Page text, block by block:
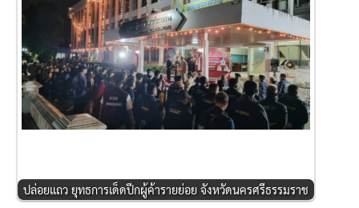
ปล่อยแถว ยุทธการเด็ดปีกผู้ค้ารายย่อย จังหวัดนครศรีธรรมราช